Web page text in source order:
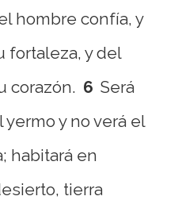
hombre confía, y
fortaleza, y del
corazón. 6 Será
y no verá el
habitará en
tierra